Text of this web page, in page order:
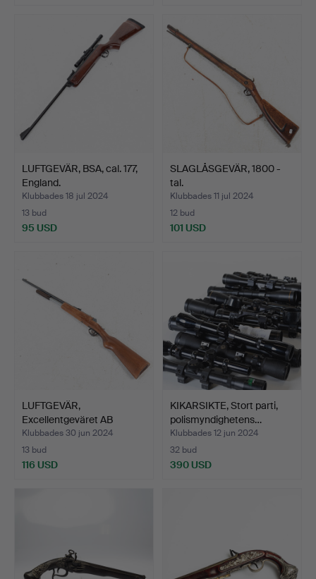
LUFTGEVÄR, BSA, cal. 177,
England.
Klubbades 18 jul 2024
13 bud
95 USD
SLAGLÅSGEVÄR, 1800 -
tal.
Klubbades 11 jul 2024
12 bud
101 USD
LUFTGEVÄR,
Excellentgeväret AB
Stockholm.
Klubbades 30 jun 2024
13 bud
116 USD
KIKARSIKTE, Stort parti,
polismyndighetens…
Klubbades 12 jun 2024
32 bud
390 USD